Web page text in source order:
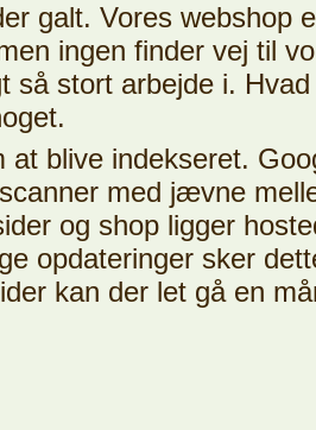
galt. Vores webshop
ingen finder vej til
så stort arbejde i.
at blive indekseret.
med jævne
og shop ligger
opdateringer sker
kan der let gå en